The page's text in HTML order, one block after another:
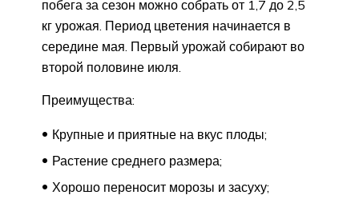
побега за сезон можно собрать от 1,7 до 2,5
кг урожая. Период цветения начинается в
середине мая. Первый урожай собирают во
второй половине июля.
Преимущества:
Крупные и приятные на вкус плоды;
Растение среднего размера;
Хорошо переносит морозы и засуху;